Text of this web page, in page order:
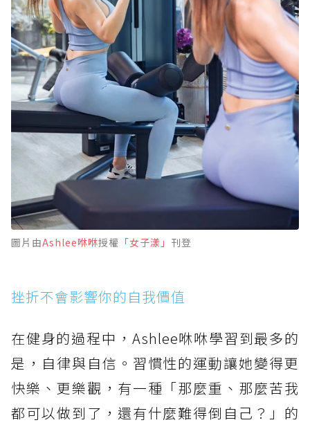
圖片由Ashlee咻咻授權 「女子漾」 刊登
挫折不會影響你的自我價值
在健身的過程中，Ashlee咻咻學習到最多的
是，自律與自信。習慣性的運動讓她變得更
快樂、更樂觀，有一種「那麼重、那麼苦我
都可以做到了，還有什麼難得倒自己？」的